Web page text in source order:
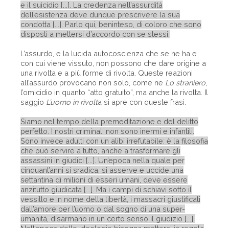
e il suicidio [...]. La credenza nell’assurdità
dell’esistenza deve dunque prescrivere la sua
condotta [...]. Parlo qui, beninteso, di coloro che sono
disposti a mettersi d’accordo con se stessi.
L’assurdo, e la lucida autocoscienza che se ne ha e
con cui viene vissuto, non possono che dare origine a
una rivolta e a più forme di rivolta. Queste reazioni
all’assurdo provocano non solo, come ne Lo straniero
l’omicidio in quanto “atto gratuito”, ma anche la rivolta. Il
saggio L’uomo in rivolta si apre con queste frasi:
Siamo nel tempo della premeditazione e del delitto
perfetto. I nostri criminali non sono inermi e infantili.
Sono invece adulti con un alibi irrefutabile: è la filosofia
che può servire a tutto, anche a trasformare gli
assassini in giudici [...]. Un’epoca nella quale per
cinquant’anni si sradica, si asserve e uccide una
settantina di milioni di esseri umani, deve essere
anzitutto giudicata [...]. Ma i campi di schiavi sotto il
vessillo e in nome della libertà, i massacri giustificati
dall’amore per l’uomo o dal sogno di una super-
umanità, disarmano in un certo senso il giudizio [...].